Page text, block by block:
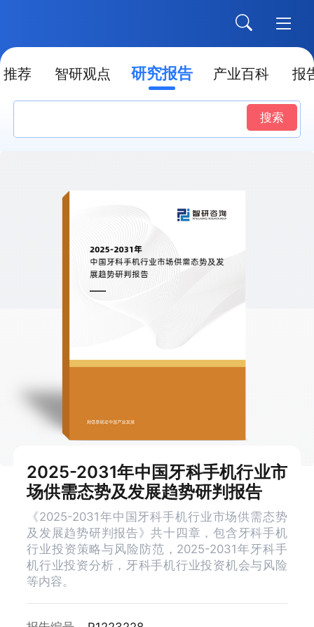
推荐 智研观点 研究报告 产业百科 报
搜索
2025-2031年中国牙科手机行业市
场供需态势及发展趋势研判报告
《2025-2031年中国牙科手机行业市场供需态势
及发展趋势研判报告》共十四章，包含牙科手机
行业投资策略与风险防范，2025-2031年牙科手
机行业投资分析，牙科手机行业投资机会与风险
等内容。